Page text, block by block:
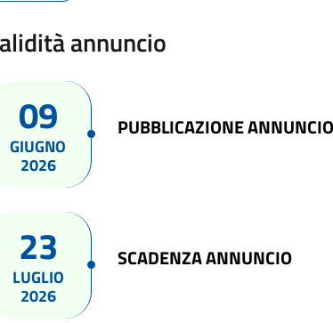
annuncio
09
GIUGNO
2026
PUBBLICAZIONE ANNUNCIO
23
LUGLIO
2026
SCADENZA ANNUNCIO